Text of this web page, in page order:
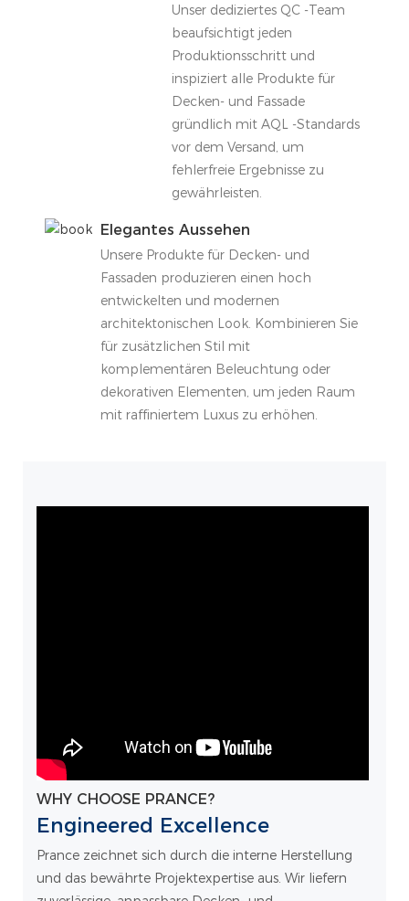
Unser dediziertes QC -Team
beaufsichtigt jeden
Produktionsschritt und
inspiziert alle Produkte für
Decken- und Fassade
gründlich mit AQL -Standards
vor dem Versand, um
fehlerfreie Ergebnisse zu
gewährleisten.
Elegantes Aussehen
Unsere Produkte für Decken- und
Fassaden produzieren einen hoch
entwickelten und modernen
architektonischen Look. Kombinieren Sie
für zusätzlichen Stil mit
komplementären Beleuchtung oder
dekorativen Elementen, um jeden Raum
mit raffiniertem Luxus zu erhöhen.
WHY CHOOSE PRANCE?
Engineered Excellence
Prance zeichnet sich durch die interne Herstellung
und das bewährte Projektexpertise aus. Wir liefern